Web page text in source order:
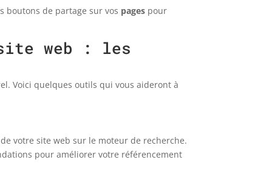
boutons de partage sur vos pages pour
web : les
Voici quelques outils qui vous aideront à
votre site web sur le moteur de recherche.
pour améliorer votre référencement